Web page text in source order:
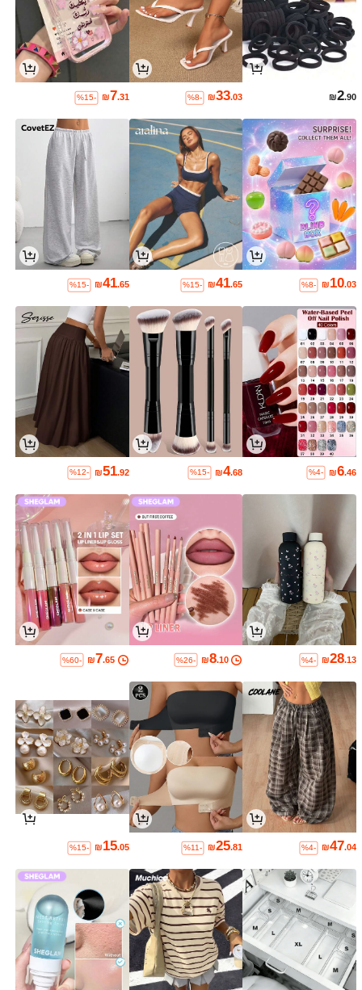
₪2.90
₪33.03
%8-
₪7.31
%15-
₪10.03
%8-
₪41.65
%15-
₪41.65
%15-
₪6.46
%4-
₪4.68
%15-
₪51.92
%12-
₪28.13
%4-
₪8.10
%26-
₪7.65
%60-
₪47.04
%4-
₪25.81
%11-
₪15.05
%15-